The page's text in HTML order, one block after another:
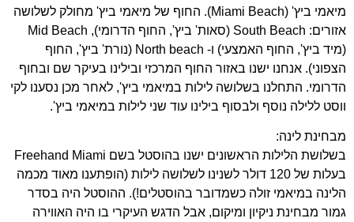
מיאמי ביץ' (Miami Beach). החוף של מיאמי ביץ' מחולק לשלושה
אזורים: South Beach (סאות' ביץ', החוף הדרומי), Mid Beach
(מיד ביץ', החוף האמצעי) ו- North beach (נורת' ביץ', החוף
הצפוני). אנחנו ישנו באזור החוף המרכזי ובילינו בעיקר שם ובחוף
הדרומי. התחלנו בשלושה לילות במיאמי ביץ', לאחר מכן נסענו לקי
ווסט ללילה נוסף ולבסוף בילינו עוד שני לילות במיאמי ביץ'.
מבחינת לינה:
בשלושת הלילות הראשונים ישנו בהוסטל בשם Freehand Miami
בעלות של 120 דולר לשנינו לשלושה לילות (הופתענו מאוד מכמה
הלינה במיאמי זולה כשמדובר בהוסטלים!). ההוסטל היה בסדר
גמור מבחינת ניקיון ומיקום, אבל הדגש העיקרי בו היה האווירה